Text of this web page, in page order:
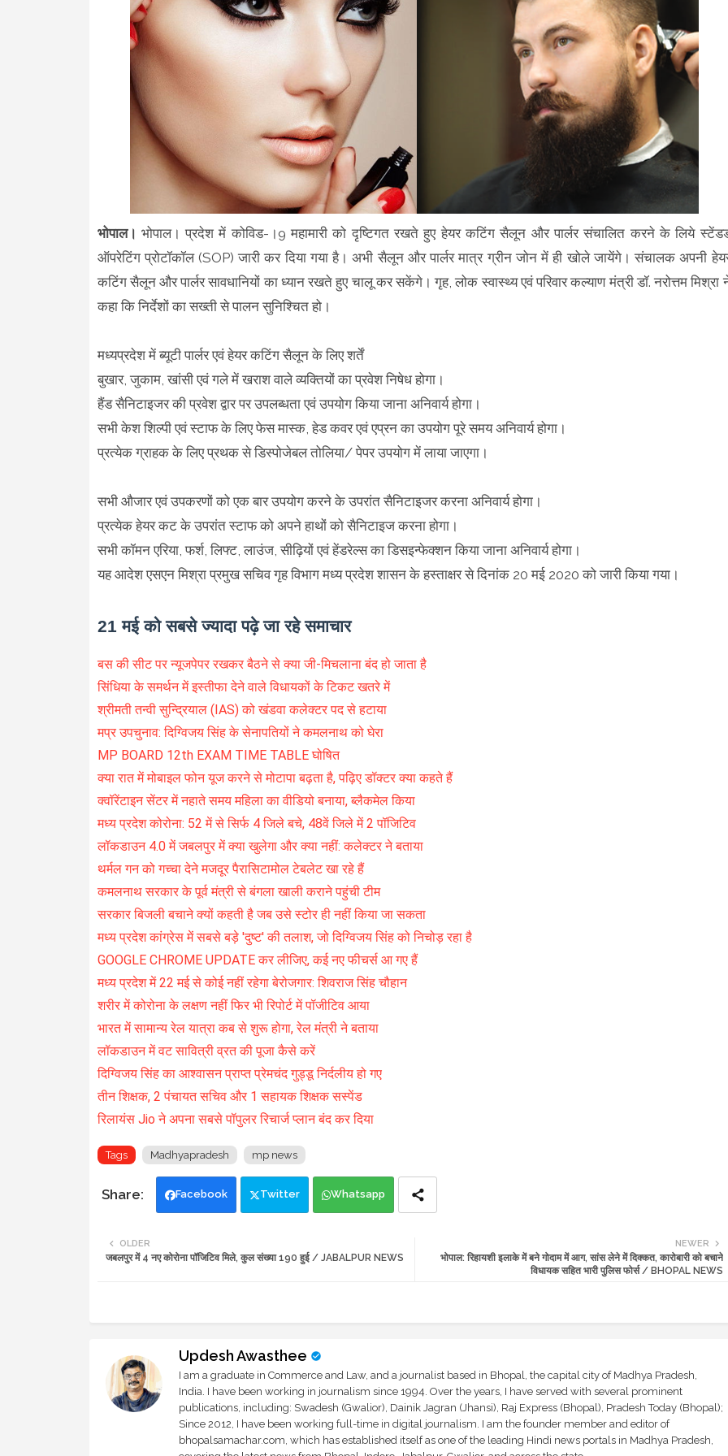
भोपाल। भोपाल। प्रदेश में कोविड-।9 महामारी को दृष्टिगत रखते हुए हेयर कटिंग सैलून और पार्लर संचालित करने के लिये
ऑपरेटिंग प्रोटॉकॉल (SOP) जारी कर दिया गया है। अभी सैलून और पार्लर मात्र ग्रीन जोन में ही खोले जायेंगे। संचालक अपनी
कटिंग सैलून और पार्लर सावधानियों का ध्यान रखते हुए चालू कर सकेंगे। गृह, लोक स्वास्थ्य एवं परिवार कल्याण मंत्री डॉ. नरोत्तम मिश्रा
कहा कि निर्देशों का सख्ती से पालन सुनिश्चित हो।
मध्यप्रदेश में ब्यूटी पार्लर एवं हेयर कटिंग सैलून के लिए शर्तें
बुखार, जुकाम, खांसी एवं गले में खराश वाले व्यक्तियों का प्रवेश निषेध होगा।
हैंड सैनिटाइजर की प्रवेश द्वार पर उपलब्धता एवं उपयोग किया जाना अनिवार्य होगा।
सभी केश शिल्पी एवं स्टाफ के लिए फेस मास्क, हेड कवर एवं एप्रन का उपयोग पूरे समय अनिवार्य होगा।
प्रत्येक ग्राहक के लिए प्रथक से डिस्पोजेबल तोलिया/ पेपर उपयोग में लाया जाएगा।
सभी औजार एवं उपकरणों को एक बार उपयोग करने के उपरांत सैनिटाइजर करना अनिवार्य होगा।
प्रत्येक हेयर कट के उपरांत स्टाफ को अपने हाथों को सैनिटाइज करना होगा।
सभी कॉमन एरिया, फर्श, लिफ्ट, लाउंज, सीढ़ियों एवं हेंडरेल्स का डिसइन्फेक्शन किया जाना अनिवार्य होगा।
यह आदेश एसएन मिश्रा प्रमुख सचिव गृह विभाग मध्य प्रदेश शासन के हस्ताक्षर से दिनांक 20 मई 2020 को जारी किया गया।
21 मई को सबसे ज्यादा पढ़े जा रहे समाचार
बस की सीट पर न्यूजपेपर रखकर बैठने से क्या जी-मिचलाना बंद हो जाता है
सिंधिया के समर्थन में इस्तीफा देने वाले विधायकों के टिकट खतरे में
श्रीमती तन्वी सुन्द्रियाल (IAS) को खंडवा कलेक्टर पद से हटाया
मप्र उपचुनाव: दिग्विजय सिंह के सेनापतियों ने कमलनाथ को घेरा
MP BOARD 12th EXAM TIME TABLE घोषित
क्या रात में मोबाइल फोन यूज करने से मोटापा बढ़ता है, पढ़िए डॉक्टर क्या कहते हैं
क्वॉरेंटाइन सेंटर में नहाते समय महिला का वीडियो बनाया, ब्लैकमेल किया
मध्य प्रदेश कोरोना: 52 में से सिर्फ 4 जिले बचे, 48वें जिले में 2 पॉजिटिव
लॉकडाउन 4.0 में जबलपुर में क्या खुलेगा और क्या नहीं: कलेक्टर ने बताया
थर्मल गन को गच्चा देने मजदूर पैरासिटामोल टेबलेट खा रहे हैं
कमलनाथ सरकार के पूर्व मंत्री से बंगला खाली कराने पहुंची टीम
सरकार बिजली बचाने क्यों कहती है जब उसे स्टोर ही नहीं किया जा सकता
मध्य प्रदेश कांग्रेस में सबसे बड़े 'दुष्ट' की तलाश, जो दिग्विजय सिंह को निचोड़ रहा है
GOOGLE CHROME UPDATE कर लीजिए, कई नए फीचर्स आ गए हैं
मध्य प्रदेश में 22 मई से कोई नहीं रहेगा बेरोजगार: शिवराज सिंह चौहान
शरीर में कोरोना के लक्षण नहीं फिर भी रिपोर्ट में पॉजीटिव आया
भारत में सामान्य रेल यात्रा कब से शुरू होगा, रेल मंत्री ने बताया
लॉकडाउन में वट सावित्री व्रत की पूजा कैसे करें
दिग्विजय सिंह का आश्वासन प्राप्त प्रेमचंद गुड्डू निर्दलीय हो गए
तीन शिक्षक, 2 पंचायत सचिव और 1 सहायक शिक्षक सस्पेंड
रिलायंस Jio ने अपना सबसे पॉपुलर रिचार्ज प्लान बंद कर दिया
Tags Madhyapradesh mp news
Facebook Twitter Whatsapp
NEWER
भोपाल: रिहायशी इलाके में बने गोदाम में आग, सांस लेने में दिक्कत, कारोबारी को बचाने
विधायक सहित भारी पुलिस फोर्स / BHOPAL NEWS
OLDER
जबलपुर में 4 नए कोरोना पॉजिटिव मिले, कुल संख्या 190 हुई / JABALPUR NEWS
Updesh Awasthee
I am a graduate in Commerce and Law, and a journalist based in Bhopal, the capital city of Madhya Pradesh,
India. I have been working in journalism since 1994. Over the years, I have served with several prominent
publications, including: Swadesh (Gwalior), Dainik Jagran (Jhansi), Raj Express (Bhopal), Pradesh Today (Bhopal);
Since 2012, I have been working full-time in digital journalism. I am the founder member and editor of
bhopalsamachar.com, which has established itself as one of the leading Hindi news portals in Madhya Pradesh,